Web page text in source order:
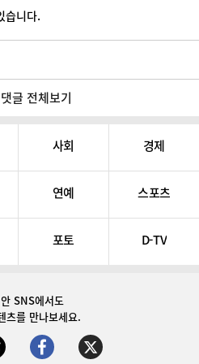
습니다.
글 전체보기
사회 경제
연예 스포츠
포토 D-TV
SNS에서도
츠를 만나보세요.